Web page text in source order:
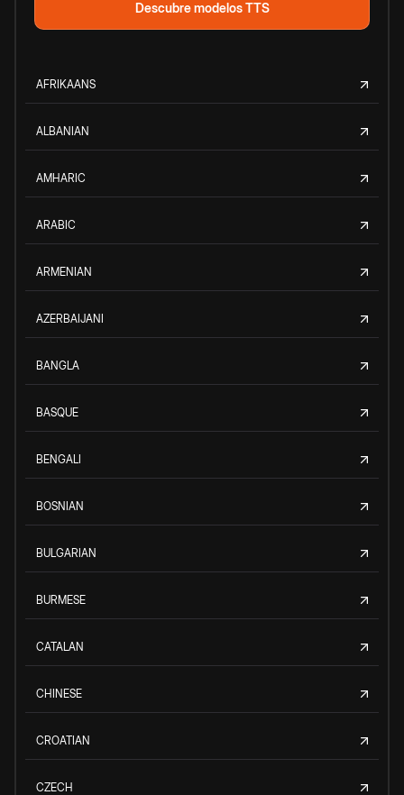
Descubre modelos TTS
AFRIKAANS
ALBANIAN
AMHARIC
ARABIC
ARMENIAN
AZERBAIJANI
BANGLA
BASQUE
BENGALI
BOSNIAN
BULGARIAN
BURMESE
CATALAN
CHINESE
CROATIAN
CZECH